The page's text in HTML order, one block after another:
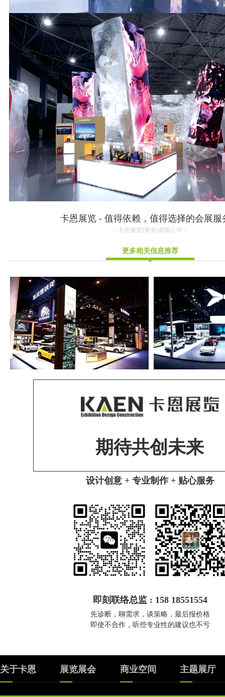
卡恩展览 - 值得依赖，值得选择的会展服
- 卡恩展览(香港)有限公司 -
更多相关信息推荐
期待共创未来
设计创意 + 专业制作 + 贴心服务
即刻联络总监 : 158 18551554
先诊断，聊需求，谈策略，最后报价格
即使不合作，听些专业性的建议也不亏
关于卡恩 展览展会 商业空间 主题展厅